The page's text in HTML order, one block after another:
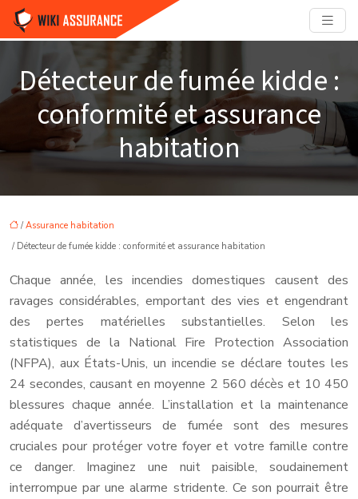
Détecteur de fumée kidde :
conformité et assurance
habitation
/Assurance habitation
/ Détecteur de fumée kidde : conformité et assurance habitation
Chaque année, les incendies domestiques causent des
ravages considérables, emportant des vies et engendrant
des pertes matérielles substantielles. Selon les
statistiques de la National Fire Protection Association
(NFPA), aux États-Unis, un incendie se déclare toutes les
24 secondes, causant en moyenne 2 560 décès et 10 450
blessures chaque année. L’installation et la maintenance
adéquate d’avertisseurs de fumée sont des mesures
cruciales pour protéger votre foyer et votre famille contre
ce danger. Imaginez une nuit paisible, soudainement
interrompue par une alarme stridente. Ce son pourrait être